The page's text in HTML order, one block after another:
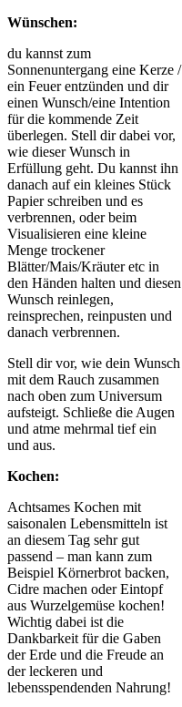
Wünschen:
du kannst zum
Sonnenuntergang eine Kerze /
ein Feuer entzünden und dir
einen Wunsch/eine Intention
für die kommende Zeit
überlegen. Stell dir dabei vor,
wie dieser Wunsch in
Erfüllung geht. Du kannst ihn
danach auf ein kleines Stück
Papier schreiben und es
verbrennen, oder beim
Visualisieren eine kleine
Menge trockener
Blätter/Mais/Kräuter etc in
den Händen halten und diesen
Wunsch reinlegen,
reinsprechen, reinpusten und
danach verbrennen.
Stell dir vor, wie dein Wunsch
mit dem Rauch zusammen
nach oben zum Universum
aufsteigt. Schließe die Augen
und atme mehrmal tief ein
und aus.
Kochen:
Achtsames Kochen mit
saisonalen Lebensmitteln ist
an diesem Tag sehr gut
passend – man kann zum
Beispiel Körnerbrot backen,
Cidre machen oder Eintopf
aus Wurzelgemüse kochen!
Wichtig dabei ist die
Dankbarkeit für die Gaben
der Erde und die Freude an
der leckeren und
lebensspendenden Nahrung!